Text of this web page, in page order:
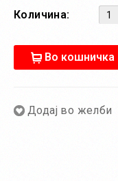
Количина:
Во кошничка
Додај во желби